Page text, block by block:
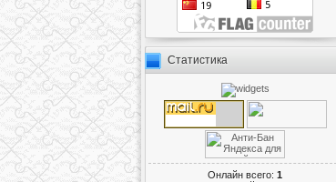
Статистика
Онлайн всего: 1